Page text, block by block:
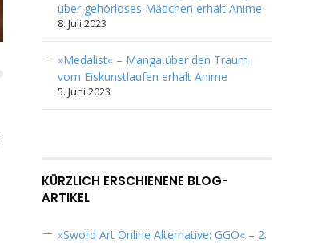
über gehörloses Mädchen erhält Anime
8. Juli 2023
»Medalist« – Manga über den Traum
vom Eiskunstlaufen erhält Anime
5. Juni 2023
KÜRZLICH ERSCHIENENE BLOG-
ARTIKEL
»Sword Art Online Alternative: GGO« – 2.